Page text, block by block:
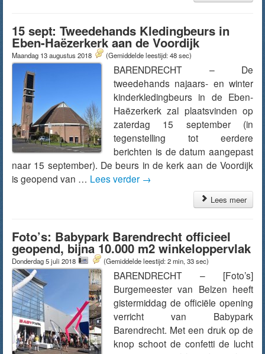
15 sept: Tweedehands Kledingbeurs in
Eben-Haëzerkerk aan de Voordijk
Maandag 13 augustus 2018 (Gemiddelde leestijd: 48 sec)
BARENDRECHT – De
tweedehands najaars- en winter
kinderkledingbeurs in de Eben-
Haëzerkerk zal plaatsvinden op
zaterdag 15 september (in
tegenstelling tot eerdere
berichten is de datum aangepast
naar 15 september). De beurs in de kerk aan de Voordijk
is geopend van … Lees verder →
Lees meer
Foto’s: Babypark Barendrecht officieel
geopend, bijna 10.000 m2 winkeloppervlak
Donderdag 5 juli 2018 (Gemiddelde leestijd: 2 min, 33 sec)
BARENDRECHT – [Foto’s]
Burgemeester van Belzen heeft
gistermiddag de officiële opening
verricht van Babypark
Barendrecht. Met een druk op de
knop schoot de confetti de lucht